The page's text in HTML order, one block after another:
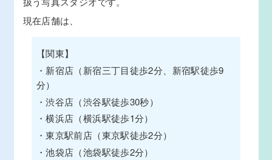
現在店舗は、
【関東】
・新宿店（新宿三丁目徒歩2分、新宿駅徒歩9
分）
・渋谷店（渋谷駅徒歩30秒）
・横浜店（横浜駅徒歩1分）
・東京駅前店（東京駅徒歩2分）
・池袋店（池袋駅徒歩2分）